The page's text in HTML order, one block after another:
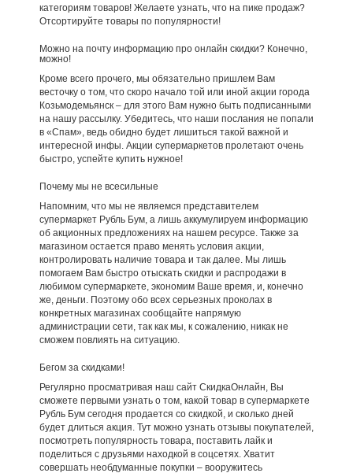
категориям товаров! Желаете узнать, что на пике продаж?
Отсортируйте товары по популярности!
Можно на почту информацию про онлайн скидки? Конечно,
можно!
Кроме всего прочего, мы обязательно пришлем Вам
весточку о том, что скоро начало той или иной акции города
Козьмодемьянск – для этого Вам нужно быть подписанными
на нашу рассылку. Убедитесь, что наши послания не попали
в «Спам», ведь обидно будет лишиться такой важной и
интересной инфы. Акции супермаркетов пролетают очень
быстро, успейте купить нужное!
Почему мы не всесильные
Напомним, что мы не являемся представителем
супермаркет Рубль Бум, а лишь аккумулируем информацию
об акционных предложениях на нашем ресурсе. Также за
магазином остается право менять условия акции,
контролировать наличие товара и так далее. Мы лишь
помогаем Вам быстро отыскать скидки и распродажи в
любимом супермаркете, экономим Ваше время, и, конечно
же, деньги. Поэтому обо всех серьезных проколах в
конкретных магазинах сообщайте напрямую
администрации сети, так как мы, к сожалению, никак не
сможем повлиять на ситуацию.
Бегом за скидками!
Регулярно просматривая наш сайт СкидкаОнлайн, Вы
сможете первыми узнать о том, какой товар в супермаркете
Рубль Бум сегодня продается со скидкой, и сколько дней
будет длиться акция. Тут можно узнать отзывы покупателей,
посмотреть популярность товара, поставить лайк и
поделиться с друзьями находкой в соцсетях. Хватит
совершать необдуманные покупки – вооружитесь